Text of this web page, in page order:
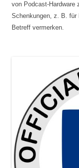
von Podcast-Hardware
Schenkungen, z. B. für
Betreff vermerken.